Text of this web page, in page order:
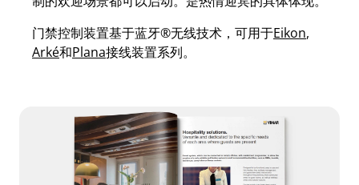
门禁控制装置基于蓝牙®无线技术，可用于Eikon,
Arké和Plana接线装置系列。